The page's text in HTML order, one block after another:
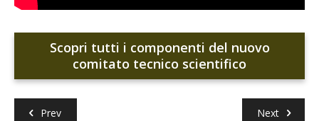
Scopri tutti i componenti del nuovo
comitato tecnico scientifico
Prev Next